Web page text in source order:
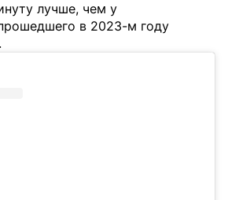
лучше, чем у
в 2023-м году